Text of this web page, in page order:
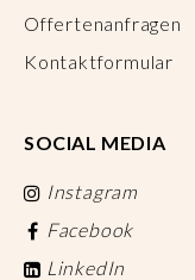
Offertenanfragen
Kontaktformular
SOCIAL MEDIA
Instagram
Facebook
LinkedIn